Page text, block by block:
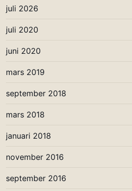
juli 2026
juli 2020
juni 2020
mars 2019
september 2018
mars 2018
januari 2018
november 2016
september 2016